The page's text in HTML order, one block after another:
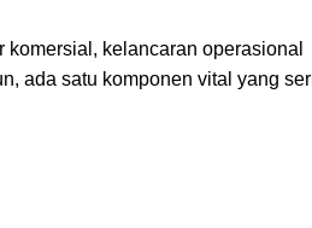
komersial, kelancaran operasional
ada satu komponen vital yang